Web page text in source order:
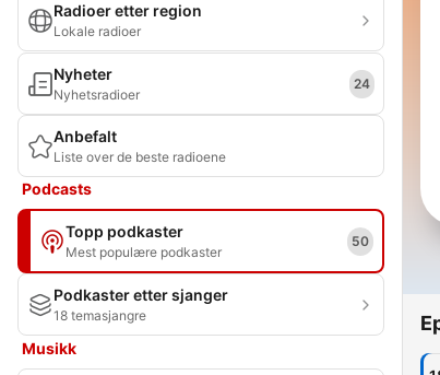
Radioer etter region
Lokale radioer
Nyheter
Nyhetsradioer
24
Anbefalt
Liste over de beste radioene
Podcasts
Topp podkaster
Mest populære podkaster
50
Podkaster etter sjanger
18 temasjangre
Musikk